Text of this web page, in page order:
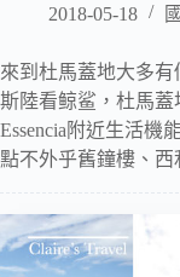
2018-05-18
來到杜馬蓋地大多
斯陸看鲸鲨，杜馬蓋
Essencia附近生活機
點不外乎舊鐘樓、